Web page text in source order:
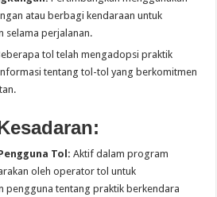
atau berbagi kendaraan untuk
selama perjalanan.
tol telah mengadopsi praktik
tentang tol-tol yang berkomitmen
Tol: Aktif dalam program
oleh operator tol untuk
pengguna tentang praktik berkendara